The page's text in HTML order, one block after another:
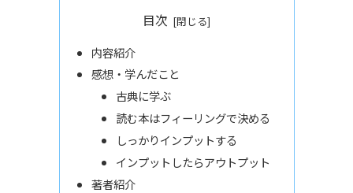
目次
内容紹介
感想・学んだこと
古典に学ぶ
読む本はフィーリングで決める
しっかりインプットする
インプットしたらアウトプット
著者紹介